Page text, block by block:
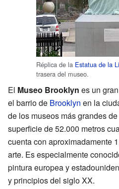
Réplica de la Estatua de la
trasera del museo.
El Museo Brooklyn es un gran
el barrio de Brooklyn en la
de los museos más grandes
superficie de 52.000 metros
cuenta con aproximadamente
arte. Es especialmente
pintura europea y
y principios del siglo XX.